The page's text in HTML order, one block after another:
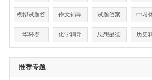
模拟试题答
案
作文辅导 试题答案 中考
华杯赛 化学辅导 思想品德 历史
推荐专题